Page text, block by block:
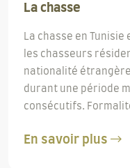
La chasse
La chasse en
les chasseurs
nationalité
durant une période
consécutifs.
En savoir plus